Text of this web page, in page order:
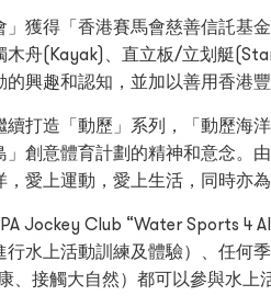
」獲得「香港賽馬會慈善信託
木舟(Kayak)、直立板/立划艇
興趣和認知，並加以善用香港
續打造「動歷」系列，「動歷海
」創意體育計劃的精神和意念。
愛上運動，愛上生活，同時亦
Jockey Club “Water Sports
行水上活動訓練及體驗）、任何
、接觸大自然）都可以參與水上